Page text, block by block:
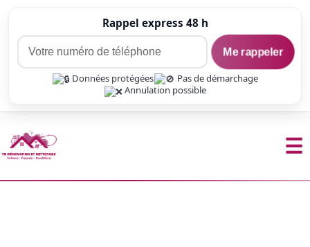
Rappel express 48 h
Me rappeler
Données protégées
Pas de démarchage
Annulation possible
☰